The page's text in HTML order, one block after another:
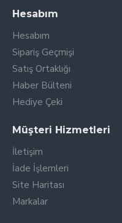
Hesabım
Hesabım
Sipariş Geçmişi
Satış Ortaklığı
Haber Bülteni
Hediye Çeki
Müşteri Hizmetleri
İletişim
İade İşlemleri
Site Haritası
Markalar